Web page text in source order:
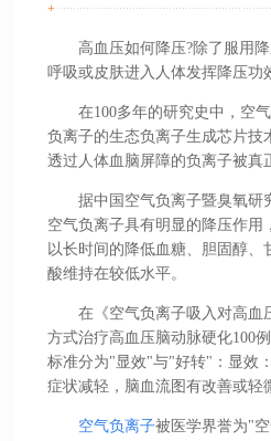
+
高血压如何降压?除了服用
呼吸或皮肤进入人体发挥降压功
在100多年的研究史中，空
负离子的生态负离子生成芯片技
透过人体血脑屏障的负离子被真
据中国空气负离子暨臭氧研
空气负离子具有明显的降压作
以长时间的降低血糖、胆固醇
酸维持在较低水平。
在《空气负离子吸入对高血
方式治疗高血压脑动脉硬化100
标准分为"显效"与"好转"：显效
症状减轻，脑血流图有改善或轻
空气负离子被医学界誉为"